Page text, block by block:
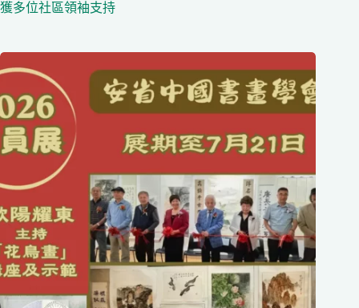
獲多位社區領袖支持